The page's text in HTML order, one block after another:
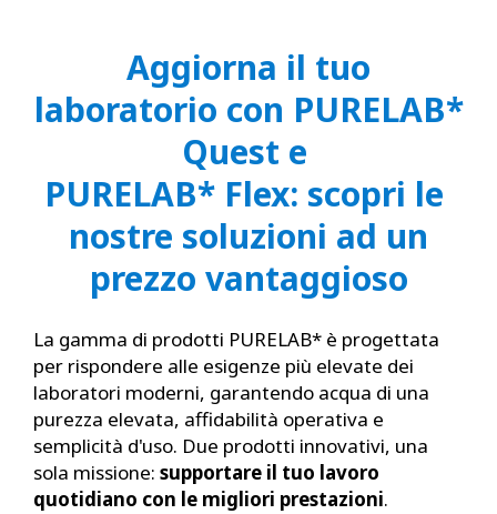
Aggiorna il tuo
laboratorio con PURELAB*
Quest e
PURELAB* Flex: scopri le
nostre soluzioni ad un
prezzo vantaggioso
La gamma di prodotti PURELAB* è progettata
per rispondere alle esigenze più elevate dei
laboratori moderni, garantendo acqua di una
purezza elevata, affidabilità operativa e
semplicità d'uso. Due prodotti innovativi, una
sola missione: supportare il tuo lavoro
quotidiano con le migliori prestazioni.